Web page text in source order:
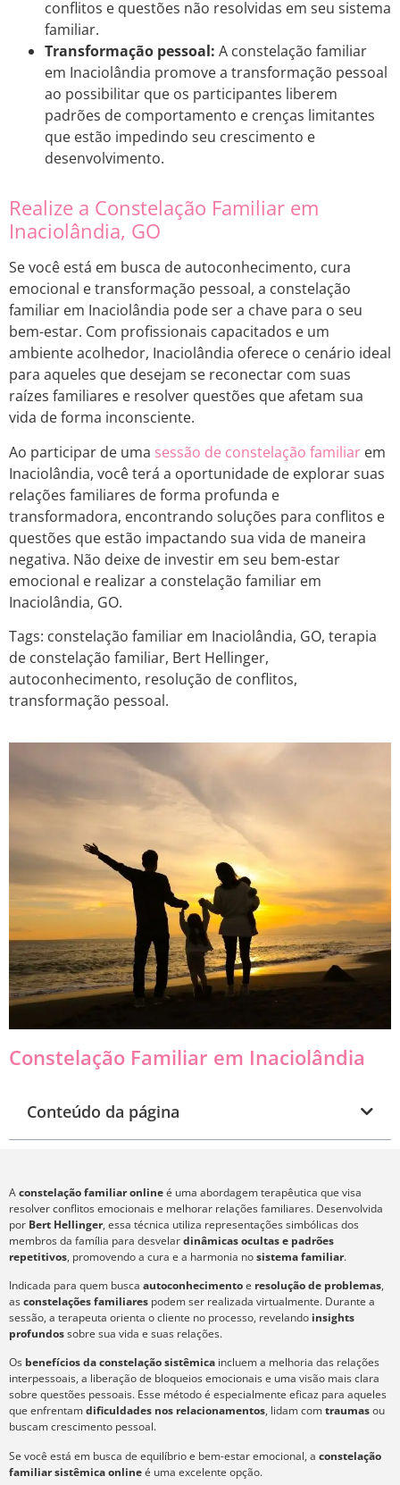
conflitos e questões não resolvidas em seu sistema
familiar.
Transformação pessoal: A constelação familiar
em Inaciolândia promove a transformação pessoal
ao possibilitar que os participantes liberem
padrões de comportamento e crenças limitantes
que estão impedindo seu crescimento e
desenvolvimento.
Realize a Constelação Familiar em
Inaciolândia, GO
Se você está em busca de autoconhecimento, cura
emocional e transformação pessoal, a constelação
familiar em Inaciolândia pode ser a chave para o seu
bem-estar. Com profissionais capacitados e um
ambiente acolhedor, Inaciolândia oferece o cenário ideal
para aqueles que desejam se reconectar com suas
raízes familiares e resolver questões que afetam sua
vida de forma inconsciente.
Ao participar de uma sessão de constelação familiar em
Inaciolândia, você terá a oportunidade de explorar suas
relações familiares de forma profunda e
transformadora, encontrando soluções para conflitos e
questões que estão impactando sua vida de maneira
negativa. Não deixe de investir em seu bem-estar
emocional e realizar a constelação familiar em
Inaciolândia, GO.
Tags: constelação familiar em Inaciolândia, GO, terapia
de constelação familiar, Bert Hellinger,
autoconhecimento, resolução de conflitos,
transformação pessoal.
Constelação Familiar em Inaciolândia
Conteúdo da página
Aconstelação familiar onlineé uma abordagem terapêutica que visa
resolver conflitos emocionais e melhorar relações familiares. Desenvolvida
por Bert Hellinger, essa técnica utiliza representações simbólicas dos
membros da família para desvelardinâmicas ocultas e padrões
repetitivos, promovendo a cura e a harmonia nosistema familiar.
Indicada para quem busca autoconhecimentoe resolução de problemas,
asconstelações familiares podem ser realizada virtualmente. Durante a
sessão, a terapeuta orienta o cliente no processo, revelando insights
profundossobre sua vida e suas relações.
Os benefícios da constelação sistêmica incluem a melhoria das relações
interpessoais, a liberação de bloqueios emocionais e uma visão mais clara
sobre questões pessoais. Esse método é especialmente eficaz para aqueles
que enfrentamdificuldades nos relacionamentos, lidam comtraumasou
buscam crescimento pessoal.
Se você está em busca de equilíbrio e bem-estar emocional, a constelação
familiar sistêmica onlineé uma excelente opção.